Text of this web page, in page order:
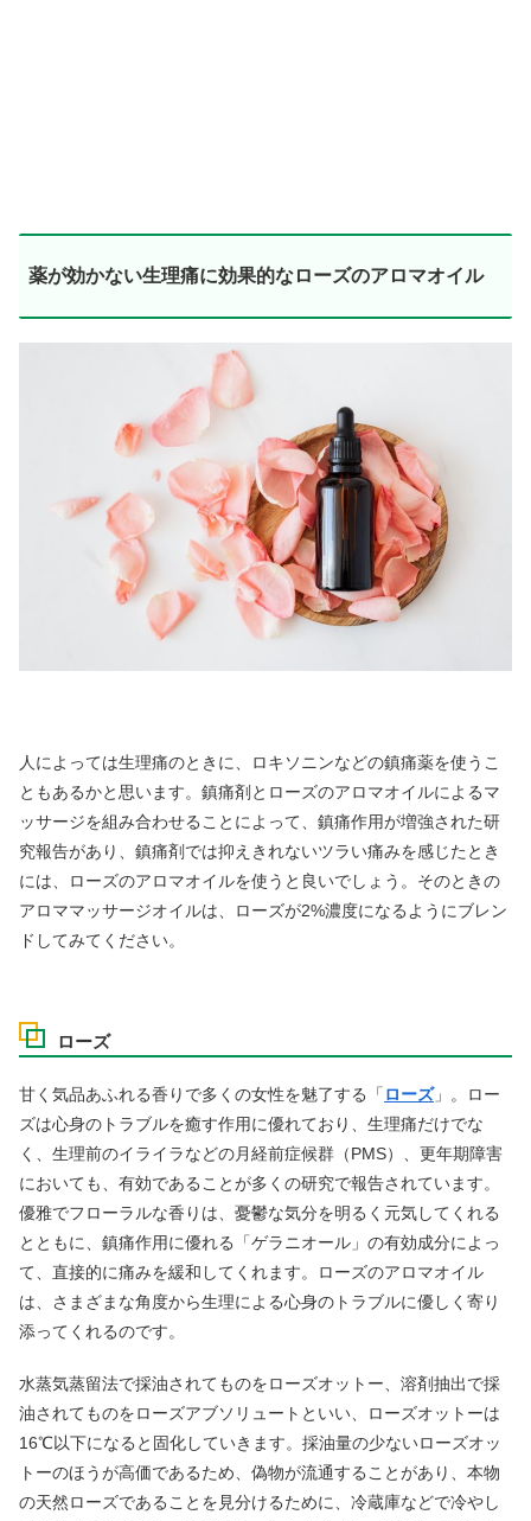
薬が効かない生理痛に効果的なローズのアロマオイル
人によっては生理痛のときに、ロキソニンなどの鎮痛薬を使うこ
ともあるかと思います。鎮痛剤とローズのアロマオイルによるマ
ッサージを組み合わせることによって、鎮痛作用が増強された研
究報告があり、鎮痛剤では抑えきれないツラい痛みを感じたとき
には、ローズのアロマオイルを使うと良いでしょう。そのときの
アロママッサージオイルは、ローズが2%濃度になるようにブレン
ドしてみてください。
ローズ
甘く気品あふれる香りで多くの女性を魅了する「 ローズ」。ロー
ズは心身のトラブルを癒す作用に優れており、生理痛だけでな
く、生理前のイライラなどの月経前症候群（PMS）、更年期障害
においても、有効であることが多くの研究で報告されています。
優雅でフローラルな香りは、憂鬱な気分を明るく元気してくれる
とともに、鎮痛作用に優れる「ゲラニオール」の有効成分によっ
て、直接的に痛みを緩和してくれます。ローズのアロマオイル
は、さまざまな角度から生理による心身のトラブルに優しく寄り
添ってくれるのです。
水蒸気蒸留法で採油されてものをローズオットー、溶剤抽出で採
油されてものをローズアブソリュートといい、ローズオットーは
16℃以下になると固化していきます。採油量の少ないローズオッ
トーのほうが高価であるため、偽物が流通することがあり、本物
の天然ローズであることを見分けるために、冷蔵庫などで冷やし